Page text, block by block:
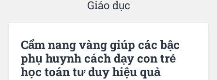
Giáo dục
Cẩm nang vàng giúp các bậc
phụ huynh cách dạy con trẻ
học toán tư duy hiệu quả